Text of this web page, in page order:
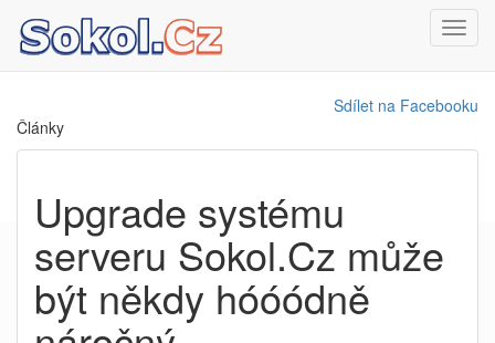
Sdílet na Facebooku
Články
Upgrade systému
serveru Sokol.Cz může
být někdy hóóódně